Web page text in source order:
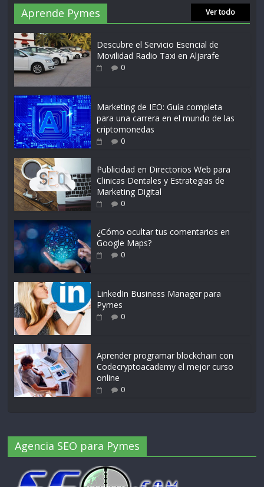
Aprende Pymes Ver todo
Descubre el Servicio Esencial de
Movilidad Radio Taxi en Aljarafe
0
Marketing de IEO: Guía completa
para una carrera en el mundo de las
criptomonedas
0
Publicidad en Directorios Web para
Clinicas Dentales y Estrategias de
Marketing Digital
0
¿Cómo ocultar tus comentarios en
Google Maps?
0
LinkedIn Business Manager para
Pymes
0
Aprender programar blockchain con
Codecryptoacademy el mejor curso
online
0
Agencia SEO para Pymes